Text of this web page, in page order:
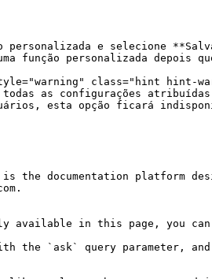
as configurações
esta opção ficará
the documentation platform
in this page, you can
the `ask` query parameter,